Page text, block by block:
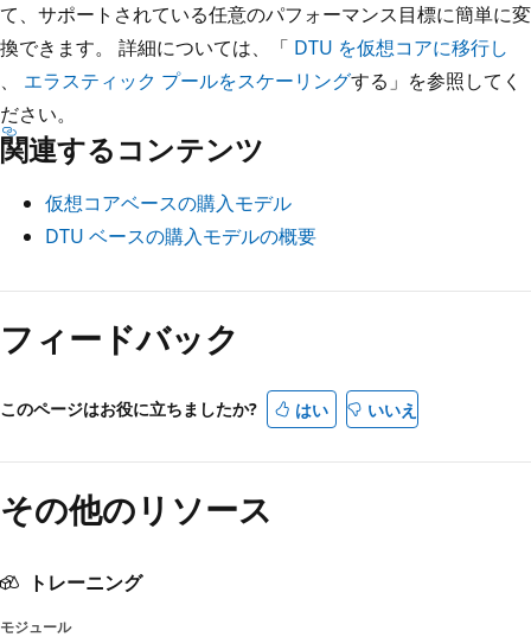
て、サポートされている任意のパフォーマンス目標に簡単に変
換できます。 詳細については、「 DTU を仮想コアに移行し
、 エラスティック プールをスケーリングする」を参照してく
ださい。
関連するコンテンツ
仮想コアベースの購入モデル
DTU ベースの購入モデルの概要
フィードバック
このページはお役に立ちましたか? はい いいえ
その他のリソース
トレーニング
モジュール